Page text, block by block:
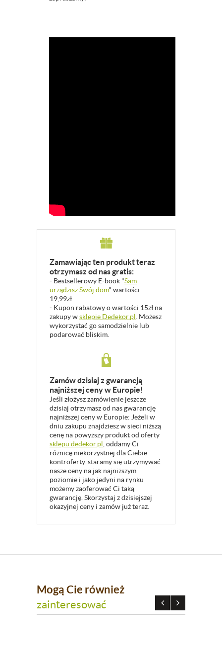
Zamawiając ten produkt teraz
otrzymasz od nas gratis:
- Bestsellerowy E-book "Sam
urządzisz Swój dom" wartości
19,99zł
- Kupon rabatowy o wartości 15zł na
zakupy wsklepie Dedekor.pl. Możesz
wykorzystać go samodzielnie lub
podarować bliskim.
Zamów dzisiaj z gwarancją
najniższej ceny w Europie!
Jeśli złożysz zamówienie jeszcze
dzisiaj otrzymasz od nas gwarancję
najniższej ceny w Europie: Jeżeli w
dniu zakupu znajdziesz w sieci niższą
cenę na powyższy produkt od oferty
sklepu dedekor.pl, oddamy Ci
różnicę niekorzystnej dla Ciebie
kontroferty. staramy się utrzymywać
nasze ceny na jak najniższym
poziomie i jako jedyni na rynku
możemy zaoferować Ci taką
gwarancję. Skorzystaj z dzisiejszej
okazyjnej ceny i zamów już teraz.
Mogą Cie również
zainteresować